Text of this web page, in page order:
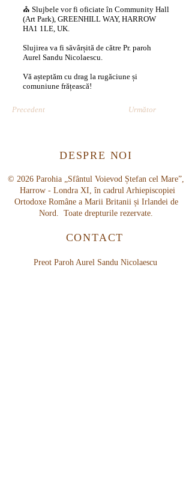
⛪ Slujbele vor fi oficiate în Community Hall
(Art Park), GREENHILL WAY, HARROW
HA1 1LE, UK.
Slujirea va fi săvârșită de către Pr. paroh
Aurel Sandu Nicolaescu.
Vă așteptăm cu drag la rugăciune și
comuniune frățească!
Precedent Următor
DESPRE NOI
© 2026 Parohia „Sfântul Voievod Ștefan cel Mare”,
Harrow - Londra XI, în cadrul Arhiepiscopiei
Ortodoxe Române a Marii Britanii și Irlandei de
Nord. Toate drepturile rezervate.
CONTACT
Preot Paroh Aurel Sandu Nicolaescu